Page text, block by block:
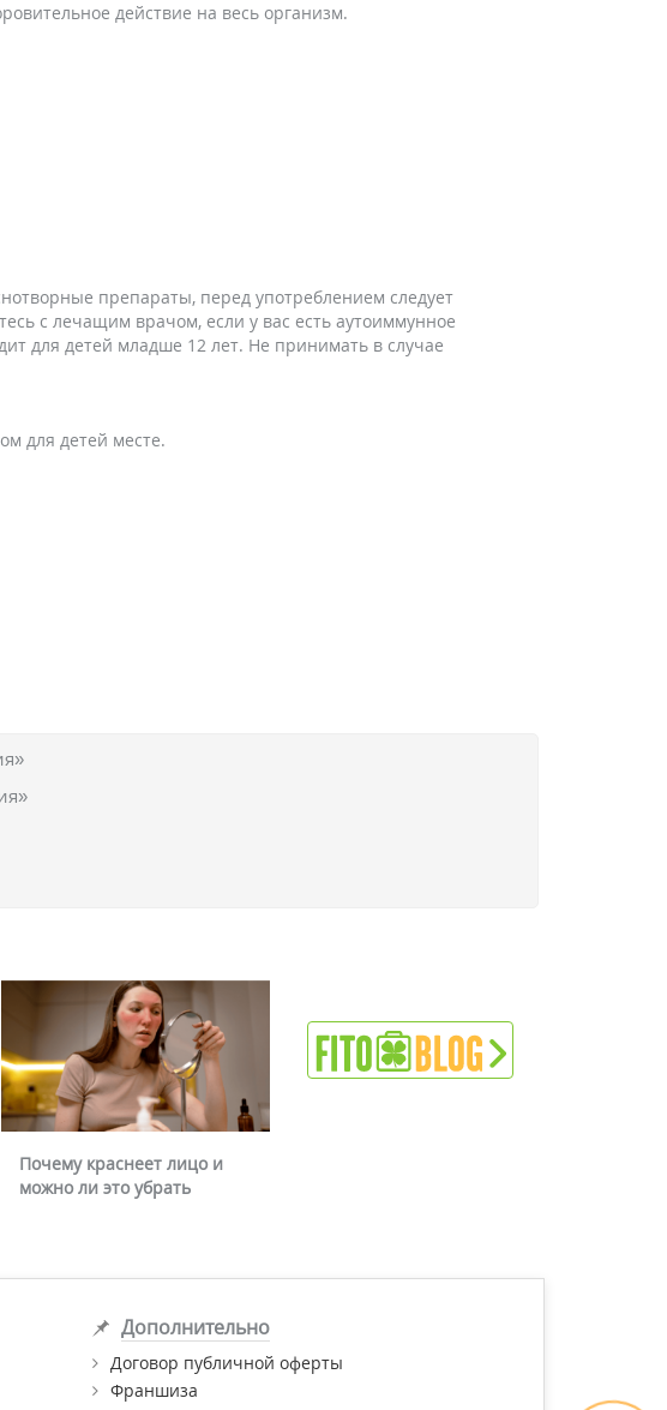
действие на весь организм.
препараты, перед употреблением следует
с лечащим врачом, если у вас есть аутоиммунное
для детей младше 12 лет. Не принимать в случае
для детей месте.
Почему краснеет лицо и
можно ли это убрать
Дополнительно
Договор публичной оферты
Франшиза